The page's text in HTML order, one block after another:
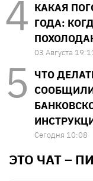
КАКАЯ
ГОДА:
03 Августа
ЧТО
Сегодня 10:08
ЭТО ЧАТ –